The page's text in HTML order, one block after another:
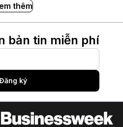
thêm
bản tin miễn phí
ký